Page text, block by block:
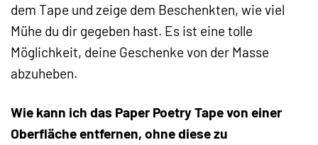
dem Tape und zeige dem Beschenkten, wie viel
Mühe du dir gegeben hast. Es ist eine tolle
Möglichkeit, deine Geschenke von der Masse
abzuheben.
Wie kann ich das Paper Poetry Tape von einer
Oberfläche entfernen, ohne diese zu